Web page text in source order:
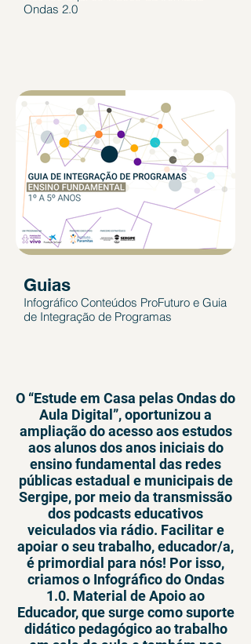
Ondas 2.0
Guias
Infográfico Conteúdos ProFuturo e Guia
de Integração de Programas
O “Estude em Casa pelas Ondas do
Aula Digital”, oportunizou a
ampliação do acesso aos estudos
aos alunos dos anos iniciais do
ensino fundamental das redes
públicas estadual e municipais de
Sergipe, por meio da transmissão
dos podcasts educativos
veiculados via rádio. Facilitar e
apoiar o seu trabalho, educador/a,
é primordial para nós! Por isso,
criamos o Infográfico do Ondas
1.0. Material de Apoio ao
Educador, que surge como suporte
didático pedagógico ao trabalho